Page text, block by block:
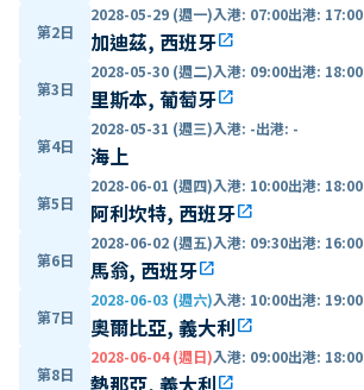
第2日
2028-05-29 (週一)入港: 07:00出港: 17:00
加迪茲, 西班牙open_in_new
第3日
2028-05-30 (週二)入港: 09:00出港: 18:00
里斯本, 葡萄牙open_in_new
第4日
2028-05-31 (週三)入港: -出港: -
海上
第5日
2028-06-01 (週四)入港: 10:00出港: 18:00
阿利坎特, 西班牙open_in_new
第6日
2028-06-02 (週五)入港: 09:30出港: 16:00
馬翁, 西班牙open_in_new
第7日
2028-06-03 (週六)入港: 10:00出港: 19:00
奧爾比亞, 義大利open_in_new
第8日
2028-06-04 (週日)入港: 09:00出港: 18:00
熱那亞, 義大利open_in_new